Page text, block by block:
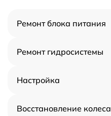
Ремонт блока питания
Ремонт гидросистемы
Настройка
Восстановление колеса